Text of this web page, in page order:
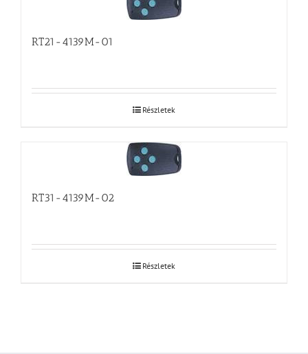
RT21-4139M-01
Részletek
RT31-4139M-02
Részletek